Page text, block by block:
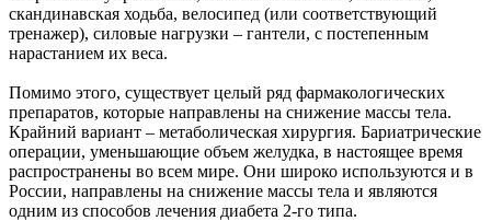
скандинавская ходьба, велосипед (или соответствующий
тренажер), силовые нагрузки – гантели, с постепенным
нарастанием их веса.
Помимо этого, существует целый ряд фармакологических
препаратов, которые направлены на снижение массы тела.
Крайний вариант – метаболическая хирургия. Бариатрические
операции, уменьшающие объем желудка, в настоящее время
распространены во всем мире. Они широко используются и в
России, направлены на снижение массы тела и являются
одним из способов лечения диабета 2-го типа.